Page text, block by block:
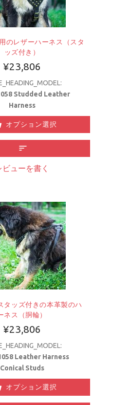
のレザーハーネス（スタ
ッズ付き）
¥23,806
Studded Leather
Harness
オプション選択
ビューを書く
タッズ付きの本革製のハ
ネス（胴輪）
¥23,806
Leather Harness
Conical Studs
オプション選択